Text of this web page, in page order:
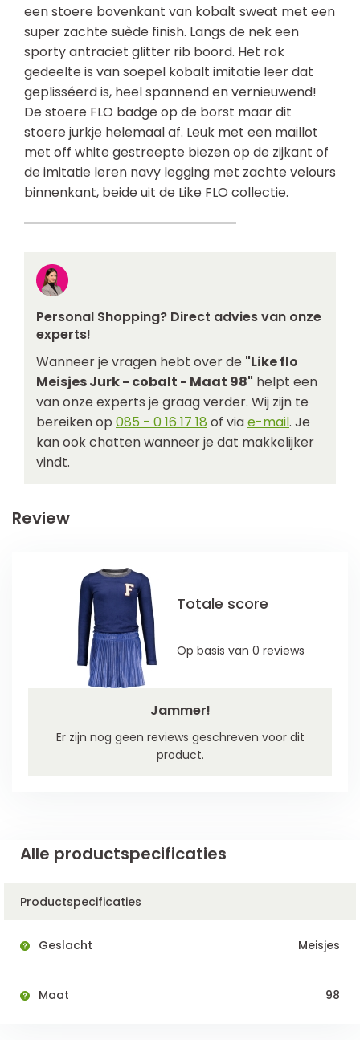
een stoere bovenkant van kobalt sweat met een
super zachte suède finish. Langs de nek een
sporty antraciet glitter rib boord. Het rok
gedeelte is van soepel kobalt imitatie leer dat
geplisséerd is, heel spannend en vernieuwend!
De stoere FLO badge op de borst maar dit
stoere jurkje helemaal af. Leuk met een maillot
met off white gestreepte biezen op de zijkant of
de imitatie leren navy legging met zachte velours
binnenkant, beide uit de Like FLO collectie.
Personal Shopping? Direct advies van onze
experts!
Wanneer je vragen hebt over de "Like flo
Meisjes Jurk - cobalt - Maat 98" helpt een
van onze experts je graag verder. Wij zijn te
bereiken op 085 - 0 16 17 18 of viae-mail. Je
kan ook chatten wanneer je dat makkelijker
vindt.
Review
Jammer!
Er zijn nog geen reviews geschreven voor dit
product.
Totale score
Op basis van 0 reviews
Alle productspecificaties
Productspecificaties
Geslacht Meisjes
Maat 98